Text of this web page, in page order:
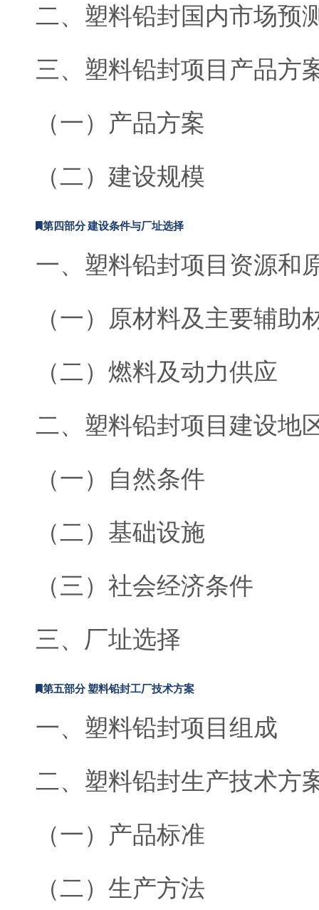
二、塑料铅封国内市场预
三、塑料铅封项目产品方
（一）产品方案
（二）建设规模
第四部分 建设条件与厂址选择
一、塑料铅封项目资源和
（一）原材料及主要辅助
（二）燃料及动力供应
二、塑料铅封项目建设地
（一）自然条件
（二）基础设施
（三）社会经济条件
三、厂址选择
第五部分 塑料铅封工厂技术方案
一、塑料铅封项目组成
二、塑料铅封生产技术方
（一）产品标准
（二）生产方法